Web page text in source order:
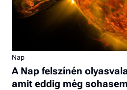
Nap
A Nap felszínén
amit eddig még